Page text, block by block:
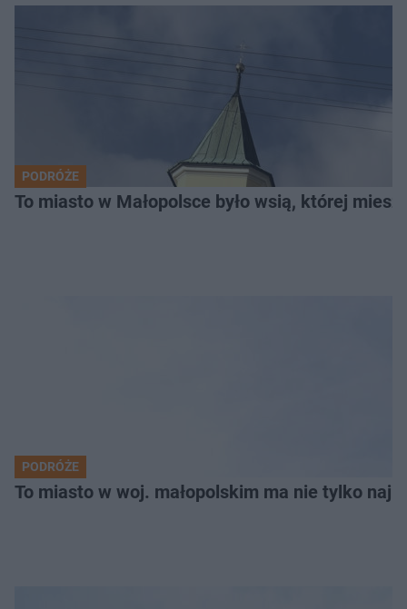
PODRÓŻE
To miasto w Małopolsce było wsią, której
PODRÓŻE
To miasto w woj. małopolskim ma nie tylko